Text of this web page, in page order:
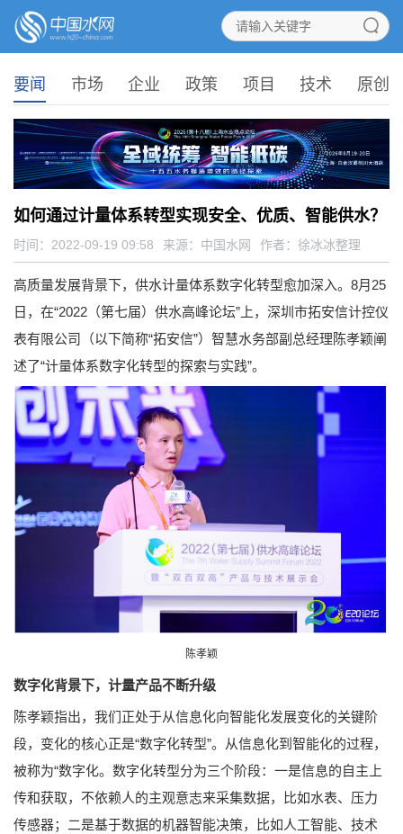
要闻 市场 企业 政策 项目 技术 原创
如何通过计量体系转型实现安全、优质、智能供水？
时间：2022-09-19 09:58 来源： 中国水网 作者：徐冰冰整理
高质量发展背景下，供水计量体系数字化转型愈加深入。8月25
日，在“2022（第七届）供水高峰论坛”上，深圳市拓安信计控仪
表有限公司（以下简称“拓安信”）智慧水务部副总经理陈孝颖阐
述了“计量体系数字化转型的探索与实践”。
陈孝颖
数字化背景下，计量产品不断升级
陈孝颖指出，我们正处于从信息化向智能化发展变化的关键阶
段，变化的核心正是“数字化转型”。从信息化到智能化的过程，
被称为“数字化。数字化转型分为三个阶段：一是信息的自主上
传和获取，不依赖人的主观意志来采集数据，比如水表、压力
传感器；二是基于数据的机器智能决策，比如人工智能、技术